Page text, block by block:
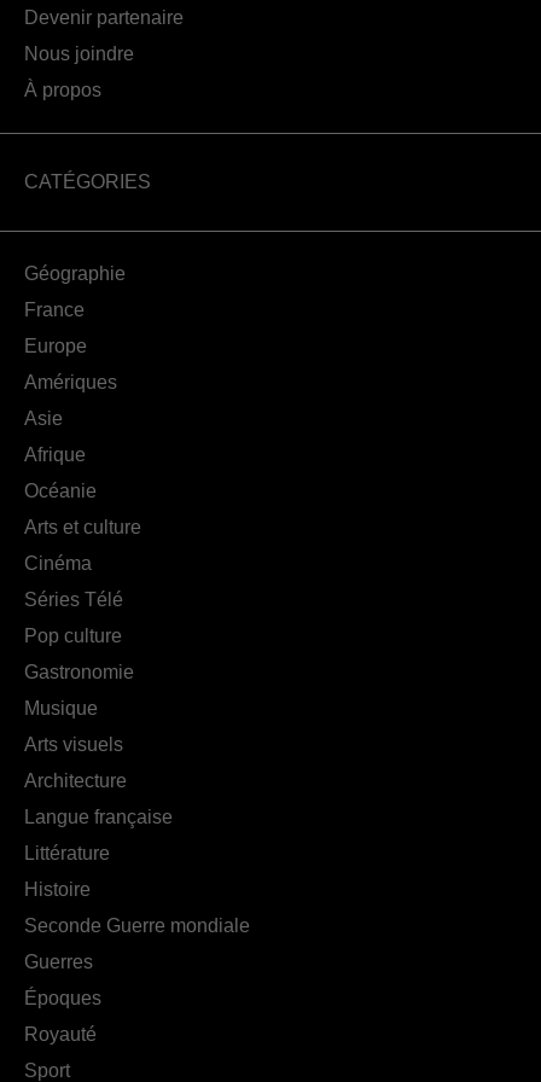
Devenir partenaire
Nous joindre
À propos
CATÉGORIES
Géographie
France
Europe
Amériques
Asie
Afrique
Océanie
Arts et culture
Cinéma
Séries Télé
Pop culture
Gastronomie
Musique
Arts visuels
Architecture
Langue française
Littérature
Histoire
Seconde Guerre mondiale
Guerres
Époques
Royauté
Sport